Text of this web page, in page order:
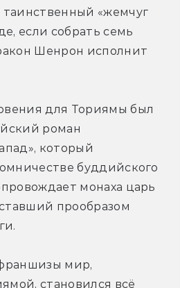
таинственный «жемчуг
если собрать семь
Шенрон исполнит
для Ториямы был
роман
который
буддийского
монаха царь
прообразом
мир,
становился всё